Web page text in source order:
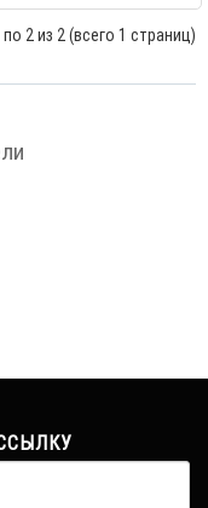
2 из 2 (всего 1 страниц)